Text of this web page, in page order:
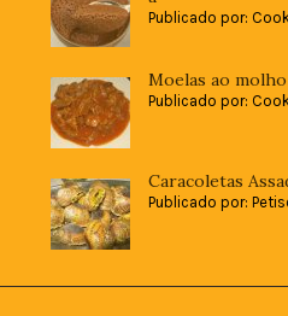
Publicado por:
Moelas ao
Publicado por:
Caracoletas
Publicado por: